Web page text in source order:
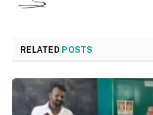
RELATED POSTS